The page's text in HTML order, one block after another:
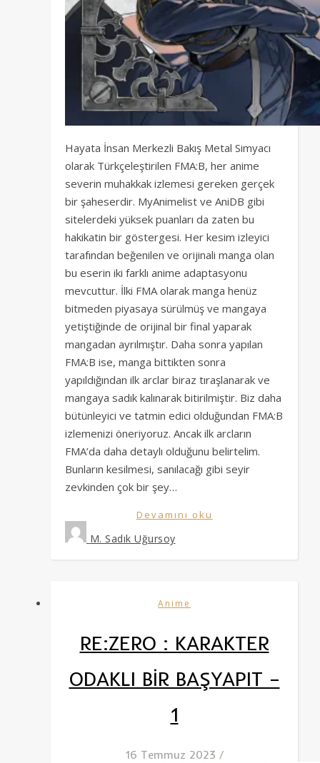
Hayata İnsan Merkezli Bakış Metal Simyacı
olarak Türkçeleştirilen FMA:B, her anime
severin muhakkak izlemesi gereken gerçek
bir şaheserdir. MyAnimelist ve AniDB gibi
sitelerdeki yüksek puanları da zaten bu
hakikatin bir göstergesi. Her kesim izleyici
tarafından beğenilen ve orijinali manga olan
bu eserin iki farklı anime adaptasyonu
mevcuttur. İlki FMA olarak manga henüz
bitmeden piyasaya sürülmüş ve mangaya
yetiştiğinde de orijinal bir final yaparak
mangadan ayrılmıştır. Daha sonra yapılan
FMA:B ise, manga bittikten sonra
yapıldığından ilk arclar biraz tıraşlanarak ve
mangaya sadık kalınarak bitirilmiştir. Biz daha
bütünleyici ve tatmin edici olduğundan FMA:B
izlemenizi öneriyoruz. Ancak ilk arcların
FMA’da daha detaylı olduğunu belirtelim.
Bunların kesilmesi, sanılacağı gibi seyir
zevkinden çok bir şey…
Devamını oku
M. Sadık Uğursoy
Anime
RE:ZERO : KARAKTER
ODAKLI BİR BAŞYAPIT –
1
16 Temmuz 2023 /